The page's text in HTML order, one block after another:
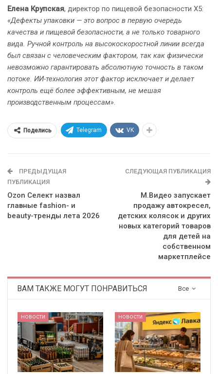
Елена Крупская, директор по пищевой безопасности Х5:
«Дефекты упаковки — это вопрос в первую очередь
качества и пищевой безопасности, а не только товарного
вида. Ручной контроль на высокоскоростной линии всегда
был связан с человеческим фактором, так как физически
невозможно гарантировать абсолютную точность в таком
потоке. ИИ-технология этот фактор исключает и делает
контроль ещё более эффективным, не мешая
производственным процессам».
Поделись Telegram VK
ПРЕДЫДУЩАЯ
ПУБЛИКАЦИЯ
Ozon Селект назвал
главные fashion- и
beauty-тренды лета 2026
СЛЕДУЮЩАЯ ПУБЛИКАЦИЯ
М.Видео запускает
продажу автокресел,
детских колясок и других
новых категорий товаров
для детей на
собственном
маркетплейсе
Все
ВАМ ТАКЖЕ МОГУТ ПОНРАВИТЬСЯ
НОВОСТИ НОВОСТИ